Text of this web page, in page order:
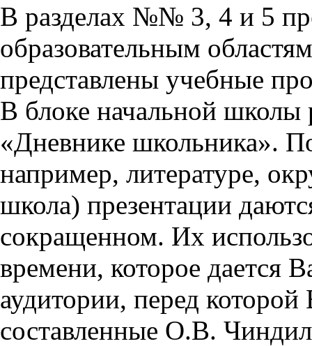
В разделах №№ 3, 4 и 5
образовательным
представлены учебные
В блоке начальной школы
«Дневнике школьника».
например, литературе,
школа) презентации
сокращенном. Их
времени, которое дается
аудитории, перед
составленные О.В.